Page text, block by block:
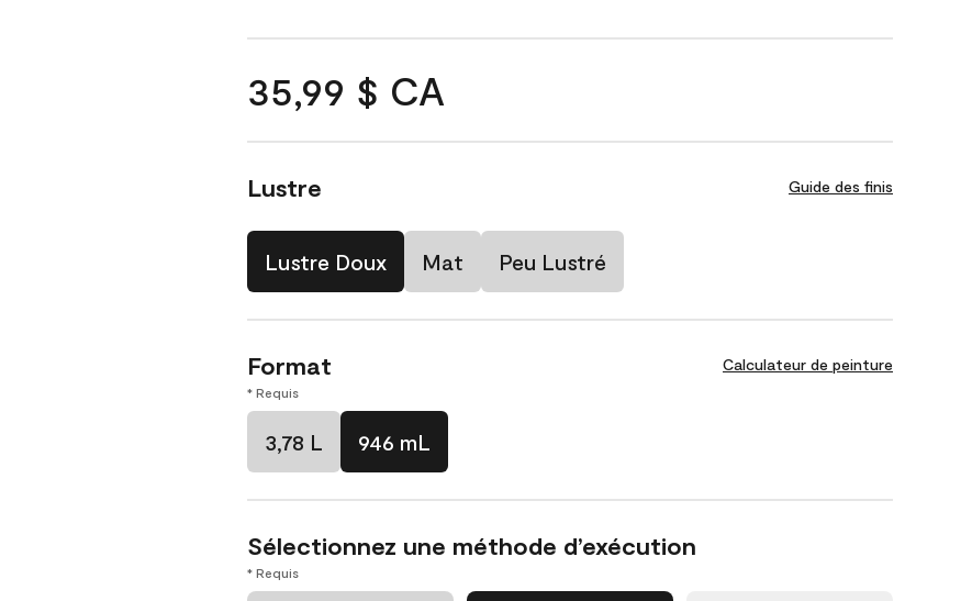
35,99 $ CA
Lustre Guide des finis
Lustre Doux Mat Peu Lustré
Format Calculateur de peinture
* Requis
3,78 L 946 mL
Sélectionnez une méthode d’exécution
* Requis